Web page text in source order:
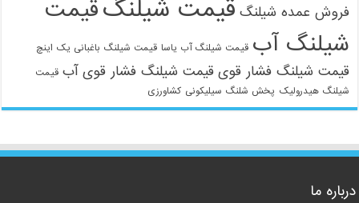
فروش عمده شیلنگ قیمت شیلنگقیمت
شیلنگ آب قیمت شیلنگ آب یاسا قیمت شیلنگ باغبانی یک اینچ
قیمت شیلنگ فشار قوی قیمت شیلنگ فشار قوی آب قیمت
شیلنگ هیدرولیک پخش شلنگ سیلیکونی کشاورزی
درباره ما